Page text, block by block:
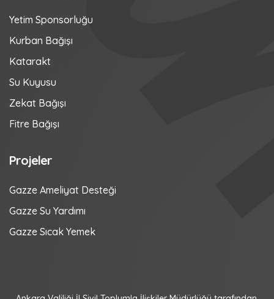
Yetim Sponsorluğu
Kurban Bağışı
Katarakt
Su Kuyusu
Zekat Bağışı
Fitre Bağışı
Projeler
Gazze Ameliyat Desteği
Gazze Su Yardımı
Gazze Sıcak Yemek